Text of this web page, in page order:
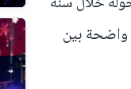
واضحة بين